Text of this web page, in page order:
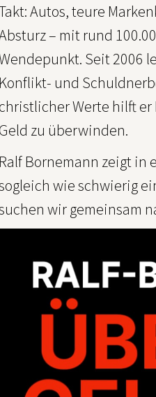
Autos, teure
– mit rund
Seit 2006
Konflikt- und
christlicher Werte hilft
Geld zu überwinden.
Ralf Bornemann zeigt
wie schwierig
wir gemeinsam